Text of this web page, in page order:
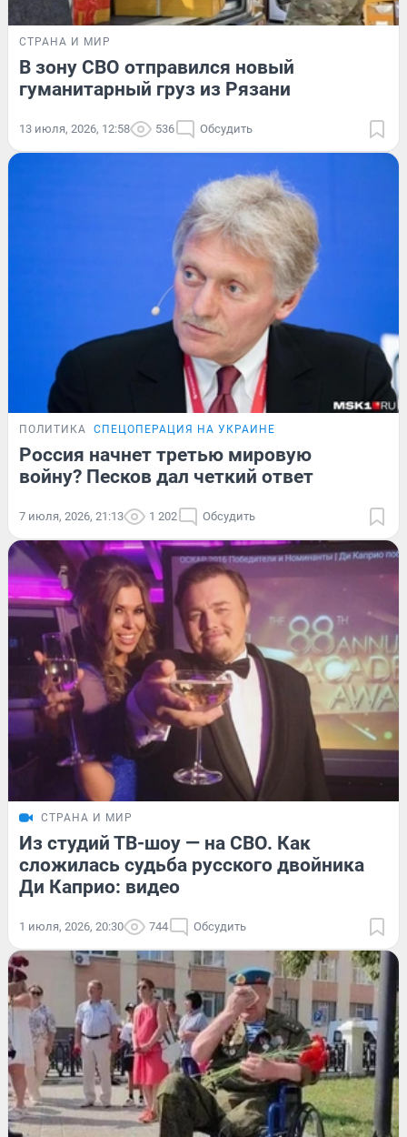
СТРАНА И МИР
В зону СВО отправился новый
гуманитарный груз из Рязани
13 июля, 2026, 12:58 536 Обсудить
ПОЛИТИКА СПЕЦОПЕРАЦИЯ НА УКРАИНЕ
Россия начнет третью мировую
войну? Песков дал четкий ответ
7 июля, 2026, 21:13 1 202 Обсудить
СТРАНА И МИР
Из студий ТВ-шоу — на СВО. Как
сложилась судьба русского двойника
Ди Каприо: видео
1 июля, 2026, 20:30 744 Обсудить